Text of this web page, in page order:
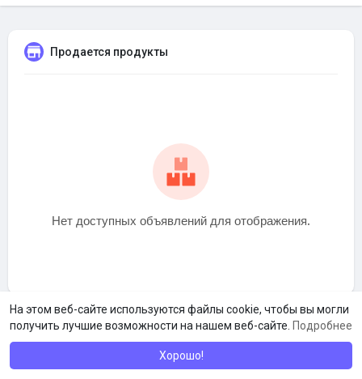
На этом веб-сайте используются файлы cookie, чтобы вы могли
получить лучшие возможности на нашем веб-сайте. Подробнее
Хорошо!
Продается продукты
Нет доступных объявлений для отображения.